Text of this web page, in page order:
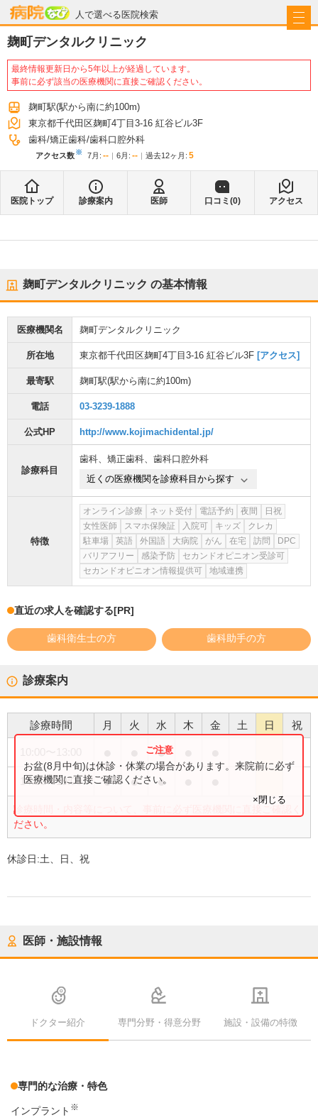
人で選べる医院検索
病院なび
麹町デンタルクリニック
最終情報更新日から5年以上が経過しています。
事前に必ず該当の医療機関に直接ご確認ください。
麹町駅(駅から南に約100m)
東京都千代田区麹町4丁目3-16 紅谷ビル3F
歯科 矯正歯科 歯科口腔外科
アクセス数※ 7月 : -- 6月 : -- 過去12ヶ月: 5
医院トップ 診療案内 医師 口コミ(0) アクセス
麹町デンタルクリニック の基本情報
医療機関名 麹町デンタルクリニック
所在地 東京都千代田区麹町4丁目3-16 紅谷ビル3F [アクセス]
最寄駅 麹町駅(駅から南に約100m)
電話 03-3239-1888
公式HP http://www.kojimachidental.jp/
診療科目
歯科、 矯正歯科、 歯科口腔外科
近くの医療機関を診療科目から探す
特徴
オンライン診療 ネット受付 電話予約 夜間
日祝
女性医師
スマホ保険証 入院可 キッズ
クレカ
駐車場
英語 外国語 大病院 がん 在宅 訪問
DPC
バリアフリー
感染予防
セカンドオピニオン受診可
セカンドオピニオン情報提供可
地域連携
直近の求人を確認する[PR]
歯科衛生士の方 歯科助手の方
診療案内
診療時間 月 火 水 木 金 土 日 祝
●
14:30〜19:00 ● ● ●
診療時間・内容等について、事前に必ず医療機関に直接ご確認く
ださい。
お盆(8月中旬)は休診・休業の場合があります。来院前に必ず
医療機関に直接ご確認ください。
×閉じる
休診日:土、日、祝
医師・施設情報
ドクター紹介 専門分野・得意分野 施設・設備の特徴
専門的な治療・特色
インプラント ※